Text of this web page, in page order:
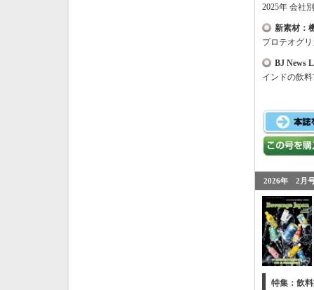
2025年 会社
新素材：
プロテオグ
BJ News
インドの飲
2026年 2月
特集：飲